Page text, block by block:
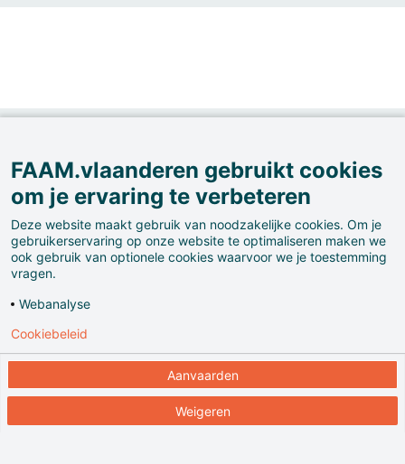
Europese geschiedenis.
als het land. De scheidingslijn is het resultaat van
FAAM.vlaanderen gebruikt cookies
om je ervaring te verbeteren
Deze website maakt gebruik van noodzakelijke cookies. Om je
gebruikerservaring op onze website te optimaliseren maken we
ook gebruik van optionele cookies waarvoor we je toestemming
vragen.
Webanalyse
Aanvaarden
Weigeren
Cookiebeleid